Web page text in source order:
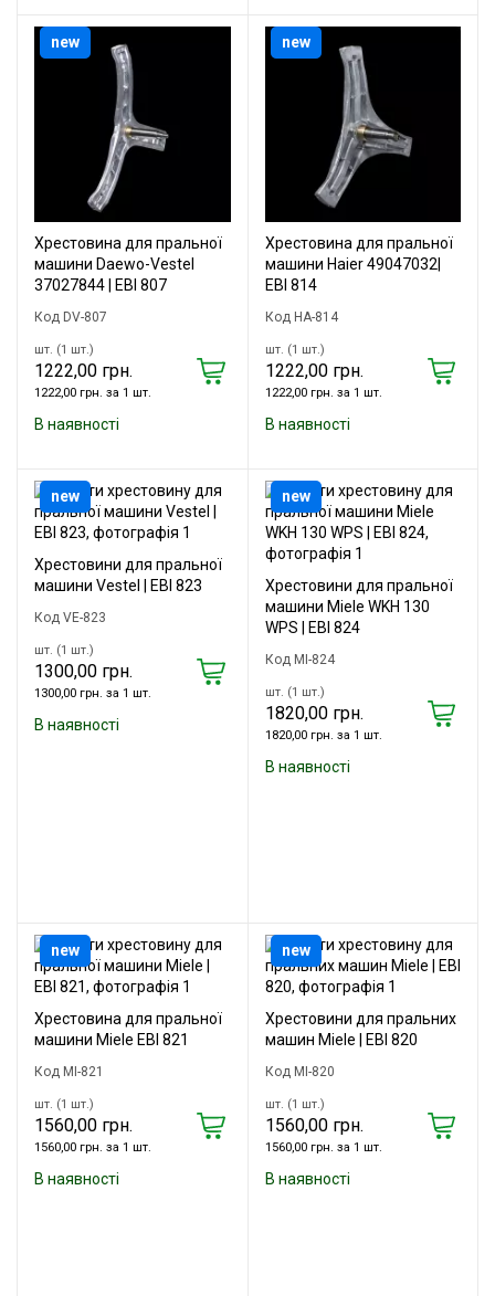
Хрестовина для пральної
машини Daewo-Vestel
37027844 | EBI 807
Код DV-807
шт. (1 шт.)
1222,00 грн.
1222,00 грн. за 1 шт.
В наявності
new
Хрестовина для пральної
машини Haier 49047032|
EBI 814
Код HA-814
шт. (1 шт.)
1222,00 грн.
1222,00 грн. за 1 шт.
В наявності
new
Хрестовини для пральної
машини Vestel | EBI 823
Код VE-823
шт. (1 шт.)
1300,00 грн.
1300,00 грн. за 1 шт.
В наявності
new
Хрестовини для пральної
машини Miele WKH 130
WPS | EBI 824
Код MI-824
шт. (1 шт.)
1820,00 грн.
1820,00 грн. за 1 шт.
В наявності
new
Хрестовина для пральної
машини Miele EBI 821
Код MI-821
шт. (1 шт.)
1560,00 грн.
1560,00 грн. за 1 шт.
В наявності
new
Хрестовини для пральних
машин Miele | EBI 820
Код MI-820
шт. (1 шт.)
1560,00 грн.
1560,00 грн. за 1 шт.
В наявності
new